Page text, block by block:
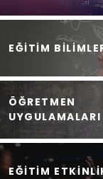
EĞITIM
ÖĞRETMEN
UYGULAMALARI
EĞITIM